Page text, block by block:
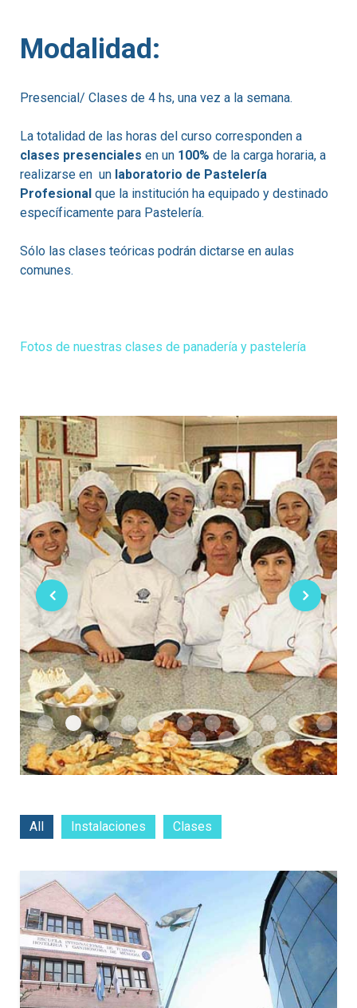
Modalidad:
Presencial/ Clases de 4 hs, una vez a la semana.
La totalidad de las horas del curso corresponden a
clases presenciales en un 100% de la carga horaria, a
realizarse en un laboratorio de Pastelería
Profesional que la institución ha equipado y destinado
específicamente para Pastelería.
Sólo las clases teóricas podrán dictarse en aulas
comunes.
Fotos de nuestras clases de panadería y pastelería
All Instalaciones Clases